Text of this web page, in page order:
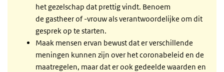
het gezelschap dat prettig vindt. Benoem
de gastheer of -vrouw als verantwoordelijke om dit
gesprek op te starten.
Maak mensen ervan bewust dat er verschillende
meningen kunnen zijn over het coronabeleid en de
maatregelen, maar dat er ook gedeelde waarden en